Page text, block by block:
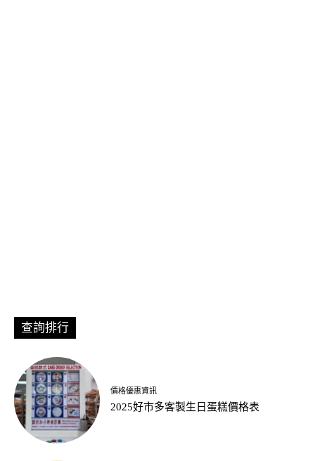
查詢排行
價格優惠資訊
2025好市多客製生日蛋糕價格表